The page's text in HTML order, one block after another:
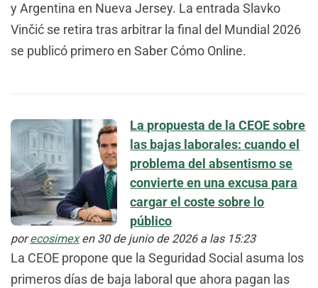
y Argentina en Nueva Jersey. La entrada Slavko
Vinčić se retira tras arbitrar la final del Mundial 2026
se publicó primero en Saber Cómo Online.
La propuesta de la CEOE sobre
las bajas laborales: cuando el
problema del absentismo se
convierte en una excusa para
cargar el coste sobre lo
público
porecosimexen 30 de junio de 2026 a las 15:23
La CEOE propone que la Seguridad Social asuma los
primeros días de baja laboral que ahora pagan las